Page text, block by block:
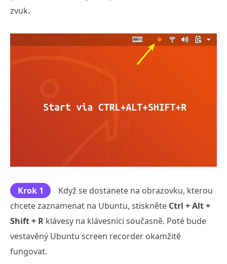
zvuk.
Krok 1
Když se dostanete na obrazovku, kterou
chcete zaznamenat na Ubuntu, stiskněte Ctrl + Alt +
Shift + R klávesy na klávesnici současně. Poté bude
vestavěný Ubuntu screen recorder okamžitě
fungovat.